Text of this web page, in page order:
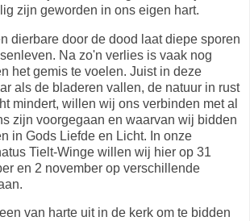
zijn geworden in ons eigen hart.
dierbare door de dood laat diepe sporen
Na zo'n verlies is vaak nog
het gemis te voelen. Juist in deze
als de bladeren vallen, de natuur in rust
mindert, willen wij ons verbinden met al
zijn voorgegaan en waarvan wij bidden
in Gods Liefde en Licht. In onze
Tielt-Winge willen wij hier op 31
en 2 november op verschillende
van harte uit in de kerk om te bidden